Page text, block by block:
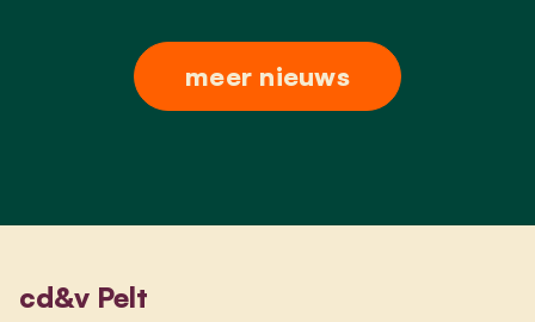
meer nieuws
cd&v Pelt